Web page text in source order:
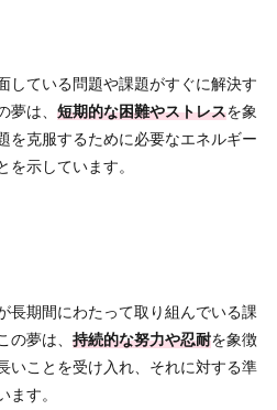
している問題や課題がすぐに解決す
は、 短期的な困難やストレスを象
を克服するために必要なエネルギー
示しています。
長期間にわたって取り組んでいる課
夢は、 持続的な努力や忍耐を象徴
いことを受け入れ、それに対する準
す。